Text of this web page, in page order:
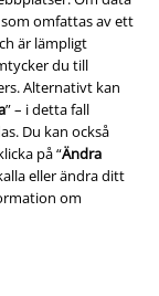
omfattas av ett
är lämpligt
du till
Alternativt kan
” – i detta fall
Du kan också
på “Ändra
eller ändra ditt
om